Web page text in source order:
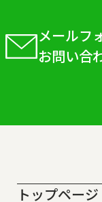
メールフ
お問い合
トップページ